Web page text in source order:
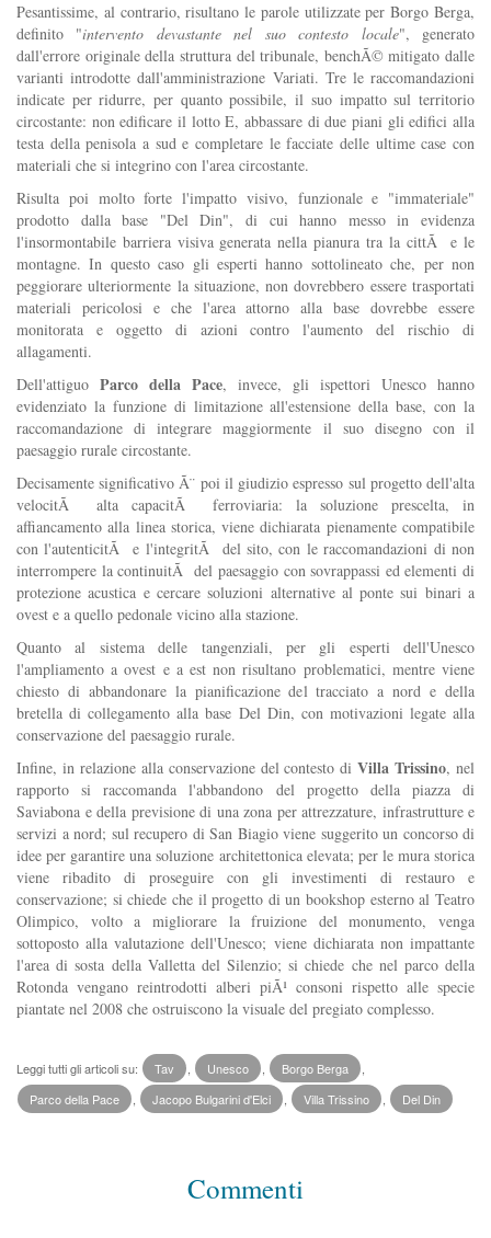
Pesantissime, al contrario, risultano le parole utilizzate per Borgo Berga,
definito "intervento devastante nel suo contesto locale", generato
dall'errore originale della struttura del tribunale, benchÃ© mitigato dalle
varianti introdotte dall'amministrazione Variati. Tre le raccomandazioni
indicate per ridurre, per quanto possibile, il suo impatto sul territorio
circostante: non edificare il lotto E, abbassare di due piani gli edifici alla
testa della penisola a sud e completare le facciate delle ultime case con
materiali che si integrino con l'area circostante.
Risulta poi molto forte l'impatto visivo, funzionale e "immateriale"
prodotto dalla base "Del Din", di cui hanno messo in evidenza
l'insormontabile barriera visiva generata nella pianura tra la cittÃ e le
montagne. In questo caso gli esperti hanno sottolineato che, per non
peggiorare ulteriormente la situazione, non dovrebbero essere trasportati
materiali pericolosi e che l'area attorno alla base dovrebbe essere
monitorata e oggetto di azioni contro l'aumento del rischio di
allagamenti.
Dell'attiguo Parco della Pace, invece, gli ispettori Unesco hanno
evidenziato la funzione di limitazione all'estensione della base, con la
raccomandazione di integrare maggiormente il suo disegno con il
paesaggio rurale circostante.
Decisamente significativo Ã¨ poi il giudizio espresso sul progetto dell'alta
velocitÃ alta capacitÃ ferroviaria: la soluzione prescelta, in
affiancamento alla linea storica, viene dichiarata pienamente compatibile
con l'autenticitÃ e l'integritÃ del sito, con le raccomandazioni di non
interrompere la continuitÃ del paesaggio con sovrappassi ed elementi di
protezione acustica e cercare soluzioni alternative al ponte sui binari a
ovest e a quello pedonale vicino alla stazione.
Quanto al sistema delle tangenziali, per gli esperti dell'Unesco
l'ampliamento a ovest e a est non risultano problematici, mentre viene
chiesto di abbandonare la pianificazione del tracciato a nord e della
bretella di collegamento alla base Del Din, con motivazioni legate alla
conservazione del paesaggio rurale.
Infine, in relazione alla conservazione del contesto di Villa Trissino, nel
rapporto si raccomanda l'abbandono del progetto della piazza di
Saviabona e della previsione di una zona per attrezzature, infrastrutture e
servizi a nord; sul recupero di San Biagio viene suggerito un concorso di
idee per garantire una soluzione architettonica elevata; per le mura storica
viene ribadito di proseguire con gli investimenti di restauro e
conservazione; si chiede che il progetto di un bookshop esterno al Teatro
Olimpico, volto a migliorare la fruizione del monumento, venga
sottoposto alla valutazione dell'Unesco; viene dichiarata non impattante
l'area di sosta della Valletta del Silenzio; si chiede che nel parco della
Rotonda vengano reintrodotti alberi piÃ¹ consoni rispetto alle specie
piantate nel 2008 che ostruiscono la visuale del pregiato complesso.
Leggi tutti gli articoli su: Tav Unesco Borgo Berga
Parco della Pace
Jacopo Bulgarini d'Elci Villa Trissino Del Din
Commenti